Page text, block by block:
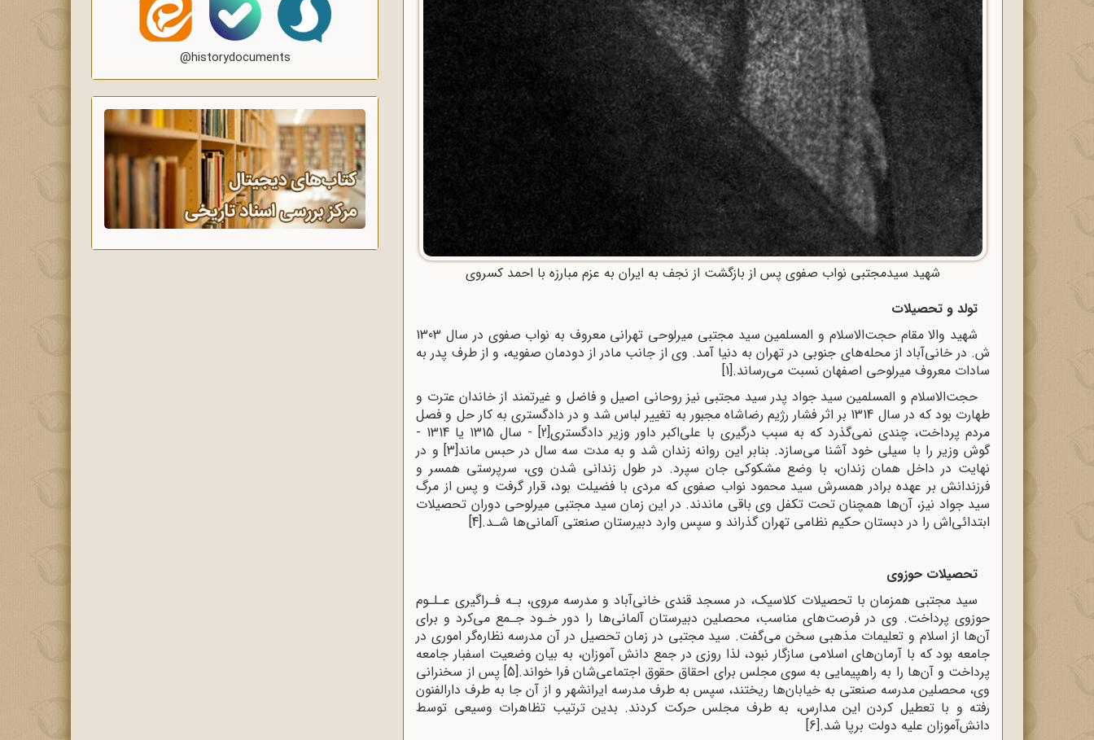
شهید سیدمجتبی نواب صفوی پس از بازگشت از نجف به ایران به عزم مبارزه با احمد کسروی
تولد و تحصیلات
شهید والا مقام حجت‌الاسلام و المسلمین سید مجتبی میرلوحی تهرانی معروف به نواب صفوی در سال 1303
ش. در خانی‌آباد از محله‌های جنوبی در تهران به دنیا آمد. وی از جانب مادر از دودمان صفویه، و از طرف پدر به
سادات معروف میرلوحی اصفهان نسبت می‌رساند.[1]
حجت‌الاسلام و المسلمین سید جواد پدر سید مجتبی نیز روحانی اصیل و فاضل و غیرتمند از خاندان عترت و
طهارت بود که در سال 1314 بر اثر فشار رژیم رضاشاه مجبور به تغییر لباس شد و در دادگستری به کار حل و فصل
مردم پرداخت، چندی نمی‌گذرد که به سبب درگیری با علی‌اکبر داور وزیر دادگسترى[2]
- سال 1315 یا 1314 -
گوش وزیر را با سیلى خود آشنا مى‌سازد. بنابر این روانه زندان شد و به مدت سه سال در حبس ماند[3]
و در
نهایت در داخل همان زندان، با وضع مشکوکی جان سپرد. در طول زندانی شدن وی، سرپرستی همسر و
فرزندانش بر عهده برادر همسرش سید محمود نواب صفوی که مردی با فضیلت بود، قرار گرفت و پس از مرگ
سید جواد نیز، آن‌ها همچنان تحت تکفل وی باقی ماندند. در این زمان سید مجتبی میرلوحی دوران تحصیلات
ابتدائی‌اش را در دبستان حکیم نظامی تهران گذراند و سپس وارد دبیرستان صنعتی آلمانی‌ها شـد.[4]
تحصیلات حوزوی
سید مجتبی همزمان با تحصیلات کلاسیک، در مسجد قندی خانی‌آباد و مدرسه مروی، بـه فـراگیری عـلـوم
حوزوی پرداخت. وی در فرصت‌های مناسب، محصلین دبیرستان آلمانی‌ها را دور خـود جـمع می‌کرد و برای
آن‌ها از اسلام و تعلیمات مذهبی سخن می‌گفت. سید مجتبی در زمان تحصیل در آن مدرسه نظاره‌گر اموری در
جامعه بود که با آرمان‌های اسلامی سازگار نبود، لذا روزی در جمع دانش آموزان، به بیان وضعیت اسفبار جامعه
پرداخت و آن‌ها را به راهپیمایی به ‌سوی مجلس برای احقاق حقوق اجتماعی‌شان فرا خواند.[5]
پس از سخنرانی
وی، محصلین مدرسه صنعتی به خیابان‌ها ریختند، سپس به ‌طرف مدرسه ایرانشهر و از آن جا به ‌طرف دارالفنون
رفته و با تعطیل کردن این مدارس، به ‌طرف مجلس حرکت کردند. بدین ترتیب تظاهرات وسیعی توسط
دانش‌آموزان علیه دولت برپا شد.[6]
@historydocuments